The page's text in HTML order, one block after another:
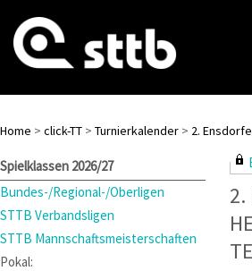
Home > click-TT > Turnierkalender > 2.
Spielklassen 2026/27
Bundes-/Regional-/Oberligen
STTB Verbandsligen
STTB Mannschaftsmeisterschaften
Pokal:
2.